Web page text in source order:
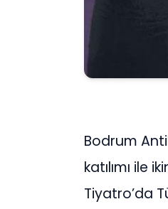
Bodrum
katılımı ile
Tiyatro’da